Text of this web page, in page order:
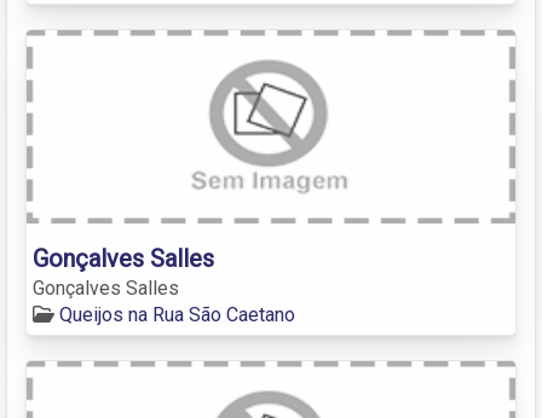
Gonçalves Salles
Gonçalves Salles
Queijos na Rua São Caetano